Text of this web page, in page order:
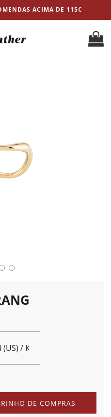
ACIMA DE 115€
/ K (UK) / K (AU)
DE COMPRAS